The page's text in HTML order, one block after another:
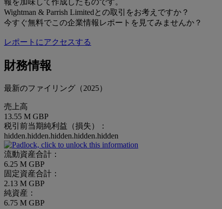
報を加味して作成したものです。
Wightman & Parrish Limitedとの取引をお考えですか？
今すぐ無料でこの企業情報レポートを見てみませんか？
レポートにアクセスする
財務情報
最新のファイリング（2025）
売上高
13.55 M GBP
税引前当期純利益（損失）：
hidden.hidden.hidden.hidden.hidden
流動資産合計：
6.25 M GBP
固定資産合計：
2.13 M GBP
純資産：
6.75 M GBP